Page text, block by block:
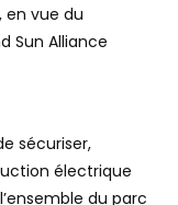
en vue du
Sun Alliance
sécuriser,
électrique
du parc